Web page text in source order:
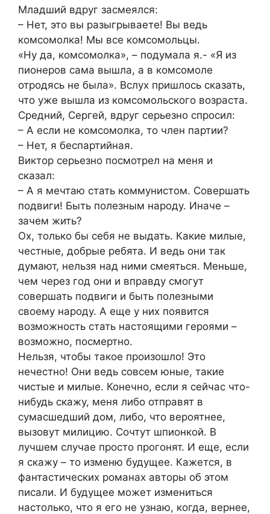
Младший вдруг засмеялся:
– Нет, это вы разыгрываете! Вы ведь
комсомолка! Мы все комсомольцы.
«Ну да, комсомолка», – подумала я.- «Я из
пионеров сама вышла, а в комсомоле
отродясь не была». Вслух пришлось сказать,
что уже вышла из комсомольского возраста.
Средний, Сергей, вдруг серьезно спросил:
– А если не комсомолка, то член партии?
– Нет, я беспартийная.
Виктор серьезно посмотрел на меня и
сказал:
– А я мечтаю стать коммунистом. Совершать
подвиги! Быть полезным народу. Иначе –
зачем жить?
Ох, только бы себя не выдать. Какие милые,
честные, добрые ребята. И ведь они так
думают, нельзя над ними смеяться. Меньше,
чем через год они и вправду смогут
совершать подвиги и быть полезными
своему народу. А еще у них появится
возможность стать настоящими героями –
возможно, посмертно.
Нельзя, чтобы такое произошло! Это
нечестно! Они ведь совсем юные, такие
чистые и милые. Конечно, если я сейчас что-
нибудь скажу, меня либо отправят в
сумасшедший дом, либо, что вероятнее,
вызовут милицию. Сочтут шпионкой. В
лучшем случае просто прогонят. И еще, если
я скажу – то изменю будущее. Кажется, в
фантастических романах авторы об этом
писали. И будущее может измениться
настолько, что я его не узнаю, когда, вернее,